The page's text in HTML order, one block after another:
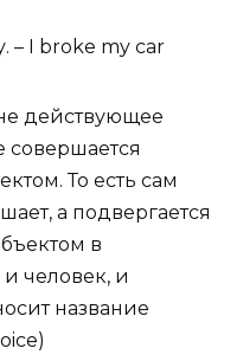
– I broke my car
действующее
совершается
То есть сам
а подвергается
в
человек, и
название